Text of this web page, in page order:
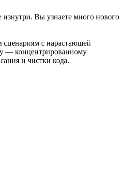
Вы узнаете много нового
сценариям с нарастающей
— концентрированному
и чистки кода.